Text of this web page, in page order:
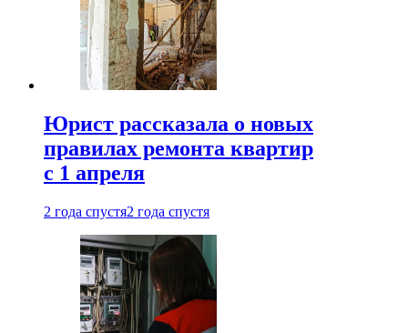
Юрист рассказала о новых
правилах ремонта квартир
с 1 апреля
2 года спустя2 года спустя